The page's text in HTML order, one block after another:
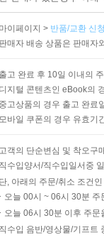
건들을 만들어 가
작하는 방식을 바
들어가는 것이다.
다는 것을 깨닫게
에 따라 사람이 변
마이페이지 > 반품/교환 신
판매자 배송 상품은 판매자
출고 완료 후 10일 이내의
디지털 콘텐츠인 eBook의
중고상품의 경우 출고 완료
모바일 쿠폰의 경우 유효기
고객의 단순변심 및 착오구
직수입양서/직수입일서중
단, 아래의 주문/취소 조건
오늘 00시 ~ 06시 30분
오늘 06시 30분 이후 주
직수입 음반/영상물/기프트